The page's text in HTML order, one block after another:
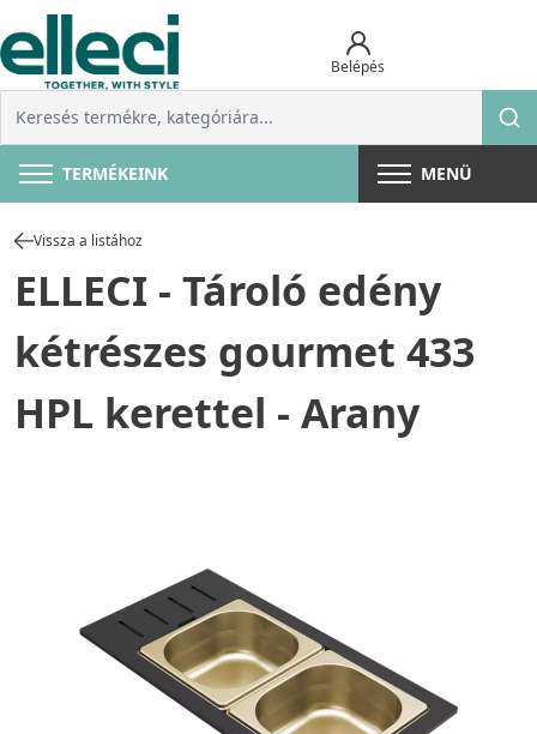
Belépés
TERMÉKEINK MENÜ
Vissza a listához
ELLECI - Tároló edény
kétrészes gourmet 433
HPL kerettel - Arany